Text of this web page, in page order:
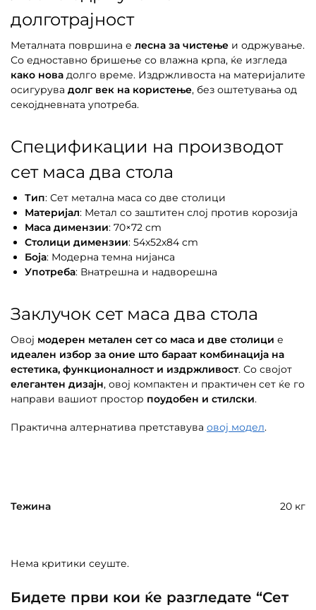
долготрајност
Металната површина е лесна за чистење и одржување.
Со едноставно бришење со влажна крпа, ќе изгледа
како нова долго време. Издржливоста на материјалите
осигурува долг век на користење, без оштетувања од
секојдневната употреба.
Спецификации на производот
сет маса два стола
Тип: Сет метална маса со две столици
Материјал: Метал со заштитен слој против корозија
Маса димензии: 70×72 cm
Столици димензии: 54x52x84 cm
Боја: Модерна темна нијанса
Употреба: Внатрешна и надворешна
Заклучок сет маса два стола
Овој модерен метален сет со маса и две столици е
идеален избор за оние што бараат комбинација на
естетика, функционалност и издржливост. Со својот
елегантен дизајн, овој компактен и практичен сет ќе го
направи вашиот простор поудобен и стилски.
Практична алтернатива претставува овој модел.
Тежина 20 кг
Нема критики сеуште.
Бидете први кои ќе разгледате “Сет